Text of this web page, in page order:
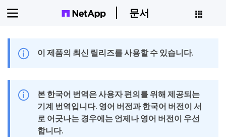
문서
이 제품의 최신 릴리즈를 사용할 수 있습니다.
본 한국어 번역은 사용자 편의를 위해 제공되는
기계 번역입니다. 영어 버전과 한국어 버전이 서
로 어긋나는 경우에는 언제나 영어 버전이 우선
합니다.